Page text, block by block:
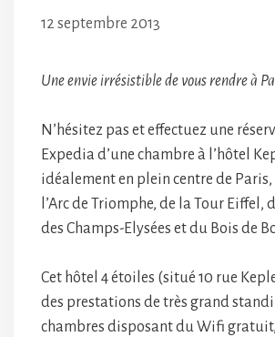
12 septembre 2013
Une envie irrésistible de vous rendre à
N’hésitez pas et effectuez une
Expedia d’une chambre à l’hôtel
idéalement en plein centre de Paris,
l’Arc de Triomphe, de la Tour Eiffel,
des Champs-Elysées et du Bois de
Cet hôtel 4 étoiles (situé 10 rue
des prestations de très grand
chambres disposant du Wifi